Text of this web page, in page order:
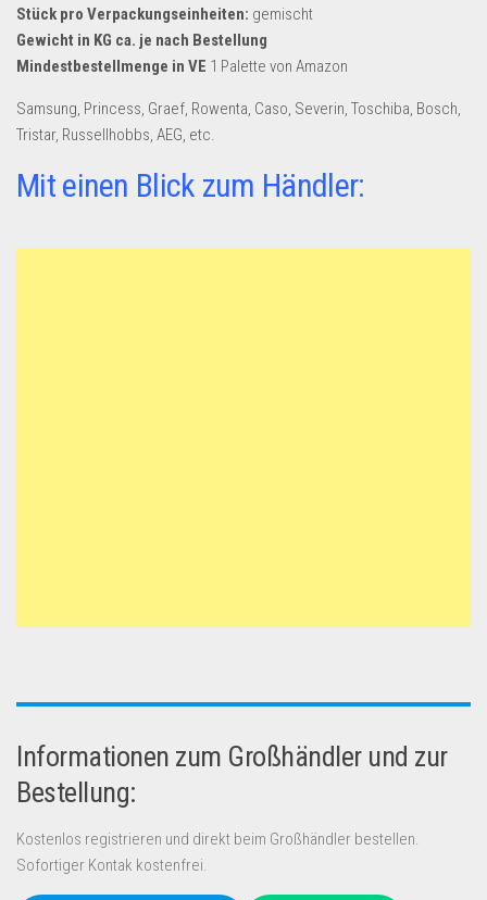
Stück pro Verpackungseinheiten: gemischt
Gewicht in KG ca. je nach Bestellung
Mindestbestellmenge in VE 1 Palette von Amazon
Samsung, Princess, Graef, Rowenta, Caso, Severin, Toschiba, Bosch,
Tristar, Russellhobbs, AEG, etc.
Mit einen Blick zum Händler:
Informationen zum Großhändler und zur
Bestellung:
Kostenlos registrieren und direkt beim Großhändler bestellen.
Sofortiger Kontak kostenfrei.